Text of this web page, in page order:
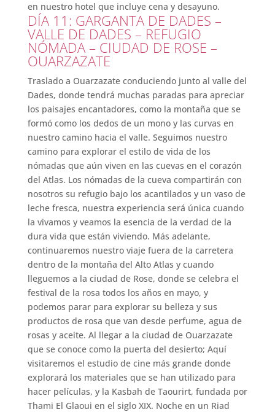
en nuestro hotel que incluye cena y desayuno.
DÍA 11: GARGANTA DE DADES –
VALLE DE DADES – REFUGIO
NÓMADA – CIUDAD DE ROSE –
OUARZAZATE
Traslado a Ouarzazate conduciendo junto al valle del
Dades, donde tendrá muchas paradas para apreciar
los paisajes encantadores, como la montaña que se
formó como los dedos de un mono y las curvas en
nuestro camino hacia el valle. Seguimos nuestro
camino para explorar el estilo de vida de los
nómadas que aún viven en las cuevas en el corazón
del Atlas. Los nómadas de la cueva compartirán con
nosotros su refugio bajo los acantilados y un vaso de
leche fresca, nuestra experiencia será única cuando
la vivamos y veamos la esencia de la verdad de la
dura vida que están viviendo. Más adelante,
continuaremos nuestro viaje fuera de la carretera
dentro de la montaña del Alto Atlas y cuando
lleguemos a la ciudad de Rose, donde se celebra el
festival de la rosa todos los años en mayo, y
podemos parar para explorar su belleza y sus
productos de rosa que van desde perfume, agua de
rosas y aceite. Al llegar a la ciudad de Ouarzazate
que se conoce como la puerta del desierto; Aquí
visitaremos el estudio de cine más grande donde
explorará los materiales que se han utilizado para
hacer películas, y la Kasbah de Taourirt, fundada por
Thami El Glaoui en el siglo XIX. Noche en un Riad